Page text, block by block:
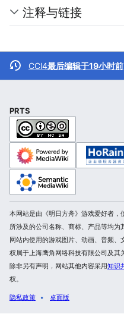
注释与链接
CCl4最后编辑于19小时前
PRTS
本网站是由《明日方舟》游戏爱好者
所涉及的公司名称、商标、产品等均为
网站内使用的游戏图片、动画、音频
权属于上海鹰角网络科技有限公司及其
除非另有声明，网站其他内容采用知识
权。
隐私政策 桌面版